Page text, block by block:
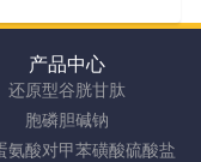
产品中心
还原型谷胱甘肽
胞磷胆碱钠
氨酸对甲苯磺酸硫酸盐